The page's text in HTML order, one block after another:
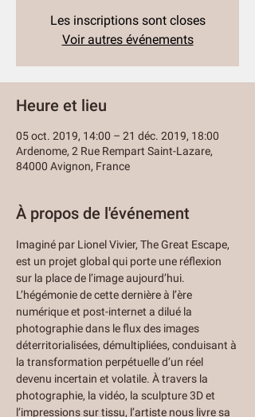
Les inscriptions sont closes
Voir autres événements
Heure et lieu
05 oct. 2019, 14:00 – 21 déc. 2019, 18:00
Ardenome, 2 Rue Rempart Saint-Lazare,
84000 Avignon, France
À propos de l'événement
Imaginé par Lionel Vivier, The Great Escape,
est un projet global qui porte une réflexion
sur la place de l’image aujourd’hui.
L’hégémonie de cette dernière à l’ère
numérique et post-internet a dilué la
photographie dans le flux des images
déterritorialisées, démultipliées, conduisant à
la transformation perpétuelle d’un réel
devenu incertain et volatile. À travers la
photographie, la vidéo, la sculpture 3D et
l’impressions sur tissu, l’artiste nous livre sa